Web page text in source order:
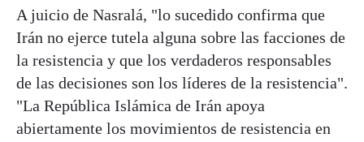
A juicio de Nasralá, "lo sucedido confirma que
Irán no ejerce tutela alguna sobre las facciones de
la resistencia y que los verdaderos responsables
de las decisiones son los líderes de la resistencia".
"La República Islámica de Irán apoya
abiertamente los movimientos de resistencia en